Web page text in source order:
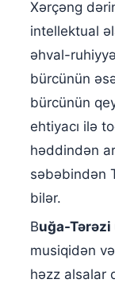
Xərçəng
intellektual
əhval-
bürcünün
bürcünün
ehtiyacı ilə
həddindən
səbəbindən
bilər.
Buğa-
musiqidən
həzz alsalar